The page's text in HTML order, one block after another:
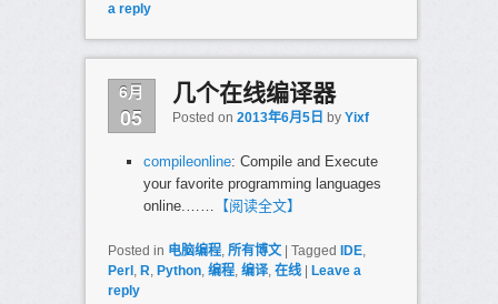
a reply
6月
05
几个在线编译器
Posted on 2013年6月5日 by Yixf
compileonline: Compile and Execute
your favorite programming languages
online.…… 【阅读全文】
Posted in 电脑编程, 所有博文 Tagged IDE,
Perl , R, Python, 编程, 编译, 在线
Leave a
reply